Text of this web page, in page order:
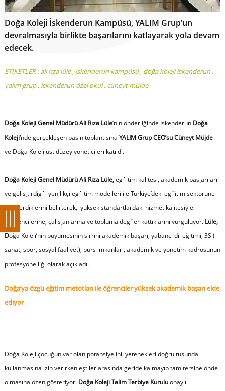
Doğa Koleji İskenderun Kampüsü, YALIM Grup’un
devralmasıyla birlikte başarılarını katlayarak yola devam
edecek.
ETİKETLER :ali rıza lüle, iskenderun kampüsü, doğa koleji iskenderun,
yalım grup, iskenderun özel okul, cüneyt müjde
Doğa Koleji Genel Müdürü Ali Rıza Lüle’nin önderliğinde İskenderun Doğa
Koleji’nde gerçekleşen basın toplantısına YALIM Grup CEO’su Cüneyt Müjde
ve Doğa Koleji üst düzey yöneticileri katıldı.
Doğa Koleji Genel Müdürü Ali Rıza Lüle,egˆitim kalitesi, akademik bas¸arıları
ve gelis¸tirdigˆi yenilikçi egˆitim modelleri ile Türkiye’deki egˆitim sektörüne
yön verdiklerini belirterek, yüksek standartlardaki hizmet kalitesiyle
ögˆrencilerine, çalıs¸anlarına ve topluma degˆer kattıklarını vurguluyor.Lüle,
Doğa Koleji’nin büyümesinin sırrını akademik başarı, yabancı dil eğitimi, 3S (
sanat, spor, sosyal faaliyet), burs imkanları, akademik ve yönetim kadrosunun
profesyonelliği olarak açıkladı.
Doğa’ya özgü eğitim metotları ile öğrenciler yüksek akademik başarı elde
ediyor
Doğa Koleji çocuğun var olan potansiyelini, yetenekleri doğrultusunda
kullanmasına izin verirken eştiler arasında geride kalmayıp tam tersine önde
olmasına özen gösteriyor. Doğa Koleji Talim Terbiye Kuruluonaylı